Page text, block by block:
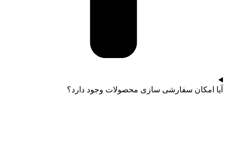
آیا امکان سفارشی سازی محصولات وجود دارد؟